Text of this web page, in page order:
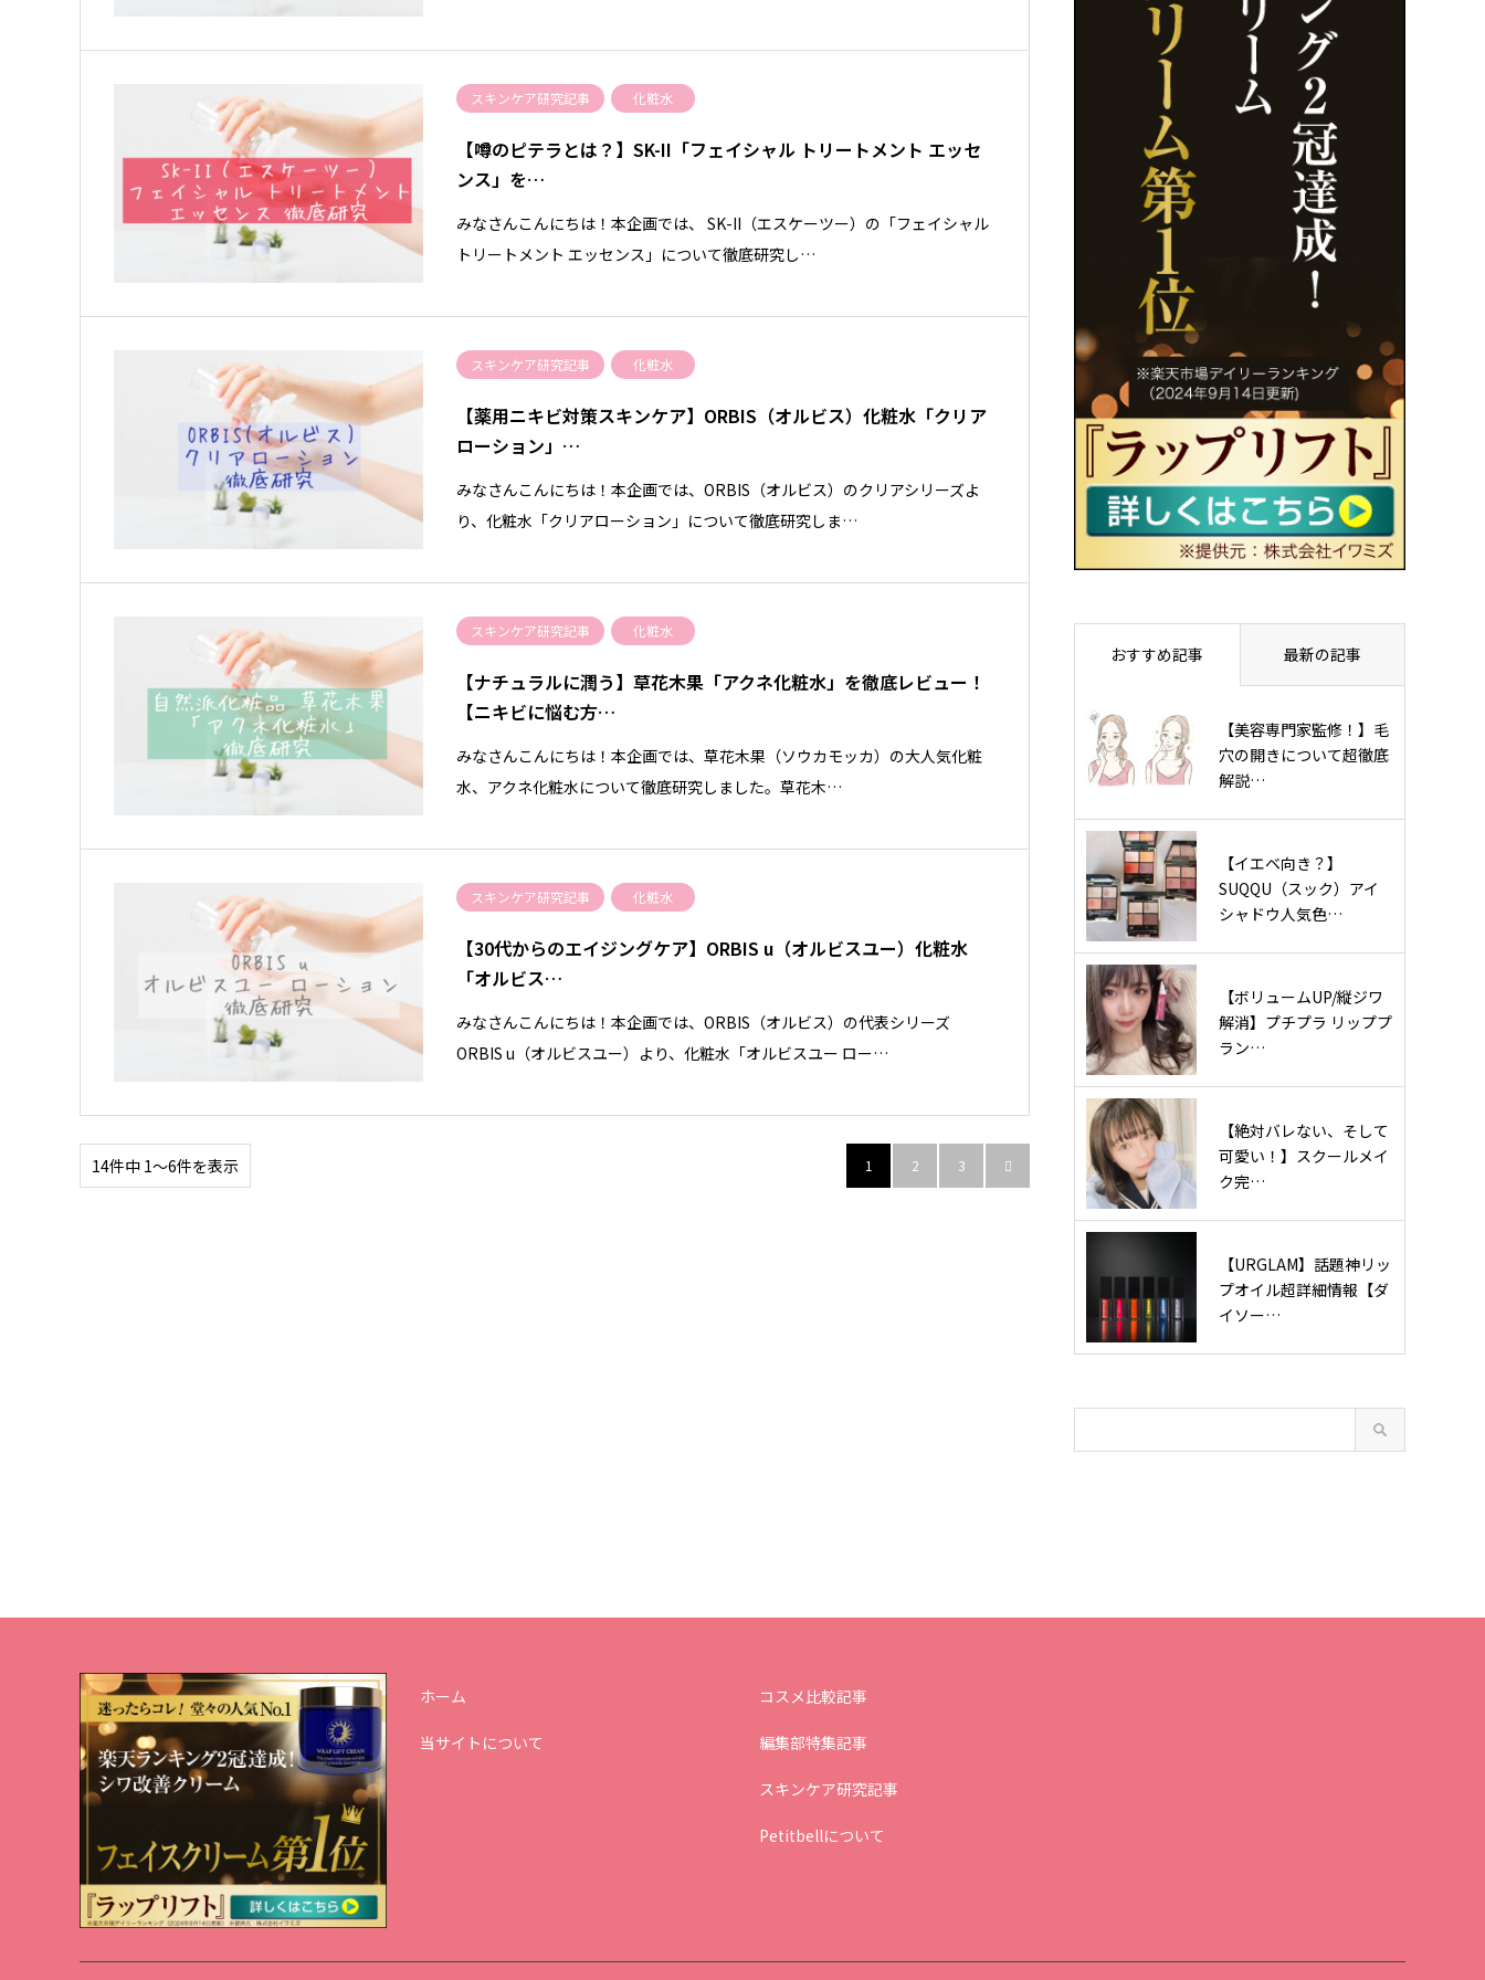
スキンケア研究記事 化粧水
【噂のピテラとは？】SK-II「フェイシャル トリートメント エッセ
ンス」を…
みなさんこんにちは！本企画では、 SK-II（エスケーツー）の「フェイシャル
トリートメント エッセンス」について徹底研究し…
スキンケア研究記事 化粧水
【薬用ニキビ対策スキンケア】ORBIS（オルビス）化粧水「クリア
ローション」…
みなさんこんにちは！本企画では、ORBIS（オルビス）のクリアシリーズよ
り、化粧水「クリアローション」について徹底研究しま…
スキンケア研究記事 化粧水
【ナチュラルに潤う】草花木果「アクネ化粧水」を徹底レビュー！
【ニキビに悩む方…
みなさんこんにちは！本企画では、草花木果（ソウカモッカ）の大人気化粧
水、アクネ化粧水について徹底研究しました。草花木…
スキンケア研究記事 化粧水
【30代からのエイジングケア】ORBIS u（オルビスユー）化粧水
「オルビス…
みなさんこんにちは！本企画では、ORBIS（オルビス）の代表シリーズ
ORBIS u（オルビスユー）より、化粧水「オルビスユー ロー…
14件中 1〜6件を表示 1 2 3 
おすすめ記事 最新の記事
【美容専門家監修！】毛
穴の開きについて超徹底
解説…
【イエベ向き？】
SUQQU（スック）アイ
シャドウ人気色…
【ボリュームUP/縦ジワ
解消】プチプラ リッププ
ラン…
【絶対バレない、そして
可愛い！】スクールメイ
ク完…
【URGLAM】話題神リッ
プオイル超詳細情報【ダ
イソー…
ホーム
当サイトについて
コスメ比較記事
編集部特集記事
スキンケア研究記事
Petitbellについて